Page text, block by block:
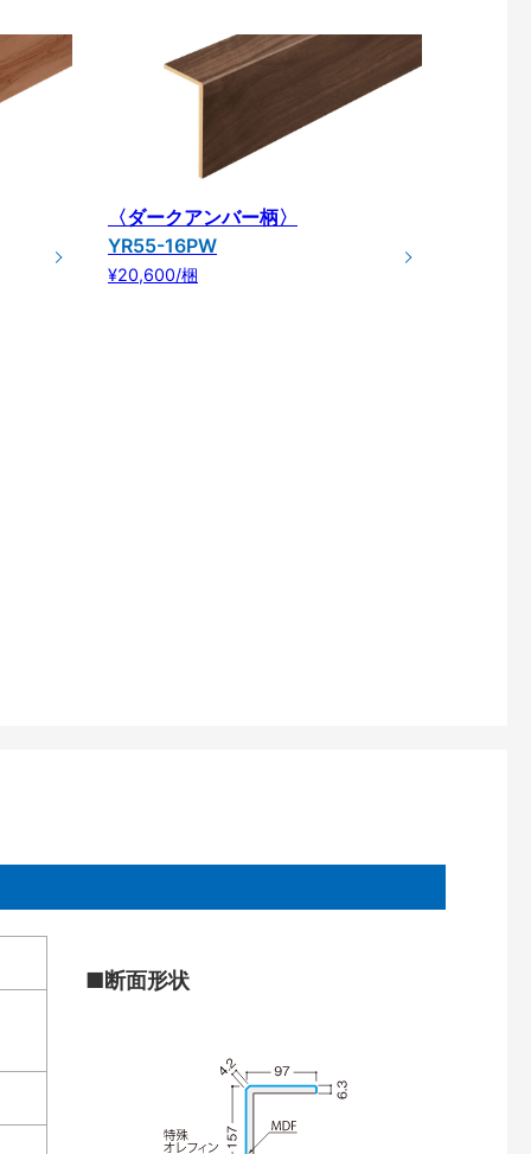
〈ダークアンバー柄〉
YR55-16PW
¥20,600/梱
■断面形状